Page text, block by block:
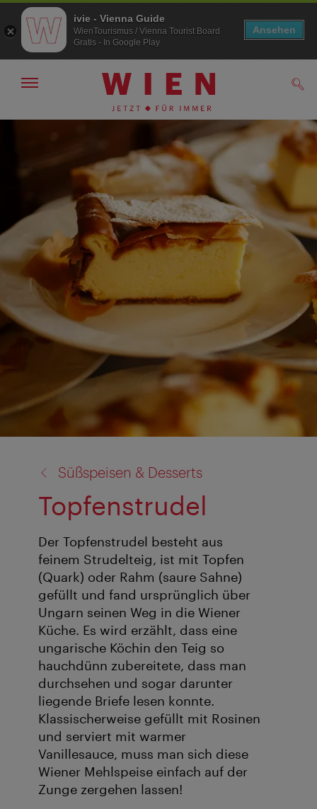
Zur
Zum
Navigation
Süßspeisen & Desserts
Topfenstrudel
Der Topfenstrudel besteht aus
feinem Strudelteig, ist mit Topfen
(Quark) oder Rahm (saure Sahne)
gefüllt und fand ursprünglich über
Ungarn seinen Weg in die Wiener
Küche. Es wird erzählt, dass eine
ungarische Köchin den Teig so
hauchdünn zubereitete, dass man
durchsehen und sogar darunter
liegende Briefe lesen konnte.
Klassischerweise gefüllt mit Rosinen
und serviert mit warmer
Vanillesauce, muss man sich diese
Wiener Mehlspeise einfach auf der
Zunge zergehen lassen!
ivie - Vienna Guide
WienTourismus / Vienna Tourist Board
Gratis - In Google Play
Ansehen